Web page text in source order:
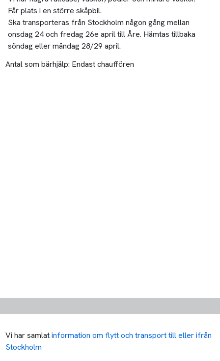
Får plats i en större skåpbil.
Ska transporteras från Stockholm någon gång mellan
onsdag 24 och fredag 26e april till Åre. Hämtas tillbaka
söndag eller måndag 28/29 april.
Antal som bärhjälp: Endast chauffören
Vi har samlatinformation om flytt och transport till eller ifrån
Stockholm